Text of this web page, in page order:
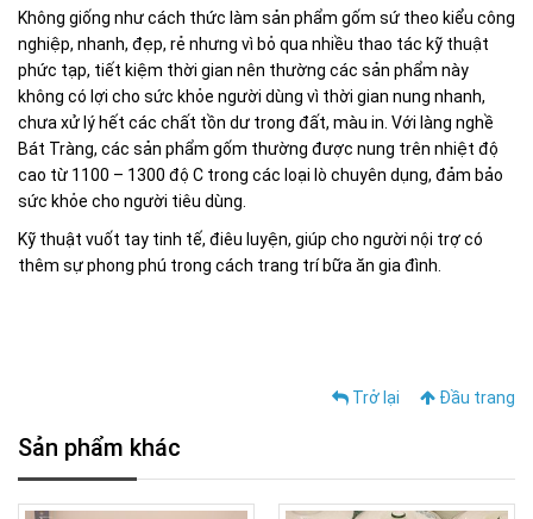
Không giống như cách thức làm sản phẩm gốm sứ theo kiểu công
nghiệp, nhanh, đẹp, rẻ nhưng vì bỏ qua nhiều thao tác kỹ thuật
phức tạp, tiết kiệm thời gian nên thường các sản phẩm này
không có lợi cho sức khỏe người dùng vì thời gian nung nhanh,
chưa xử lý hết các chất tồn dư trong đất, màu in. Với làng nghề
Bát Tràng, các sản phẩm gốm thường được nung trên nhiệt độ
cao từ 1100 – 1300 độ C trong các loại lò chuyên dụng, đảm bảo
sức khỏe cho người tiêu dùng.
Kỹ thuật vuốt tay tinh tế, điêu luyện, giúp cho người nội trợ có
thêm sự phong phú trong cách trang trí bữa ăn gia đình.
Trở lại Đầu trang
Sản phẩm khác